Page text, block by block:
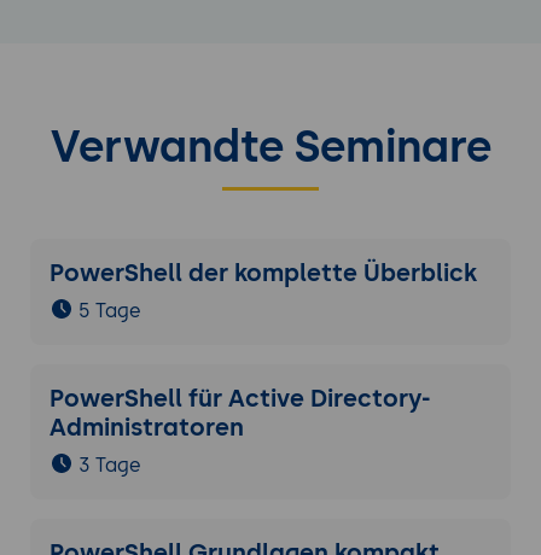
Verwandte Seminare
PowerShell der komplette Überblick
5 Tage
PowerShell für Active Directory-
Administratoren
3 Tage